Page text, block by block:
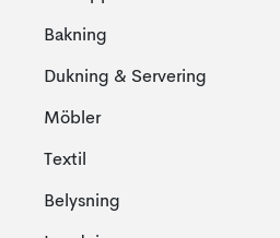
Bakning
Dukning & Servering
Möbler
Textil
Belysning